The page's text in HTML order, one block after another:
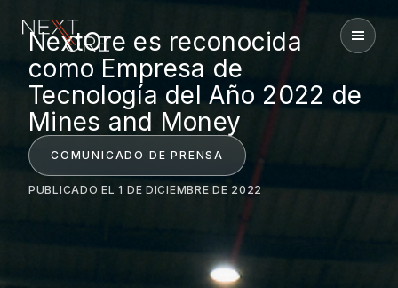
Nextore
NextOre es reconocida
como Empresa de
Tecnología del Año 2022 de
Mines and Money
COMUNICADO DE PRENSA
PUBLICADO EL 1 DE DICIEMBRE DE 2022